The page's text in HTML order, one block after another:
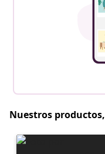
Nuestros